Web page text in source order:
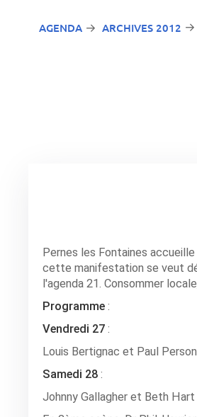
AGENDA → ARCHIVES 2012 →
Pernes les Fontaines
cette manifestation se veut
l'agenda 21. Consommer
Programme :
Vendredi 27 :
Louis Bertignac et Paul
Samedi 28 :
Johnny Gallagher et Beth Hart